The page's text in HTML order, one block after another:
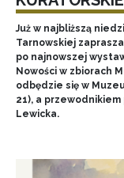
Już w najbliższą
Tarnowskiej
po najnowszej
Nowości w zbiorach
odbędzie się w
21), a
Lewicka.